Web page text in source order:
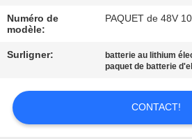
CONTACTEZ-
NOUS
DEMANDEZ
Numéro de
modèle:
PAQUET de 48V
Surligner: batterie au lithium
paquet de batterie
CONTACT!